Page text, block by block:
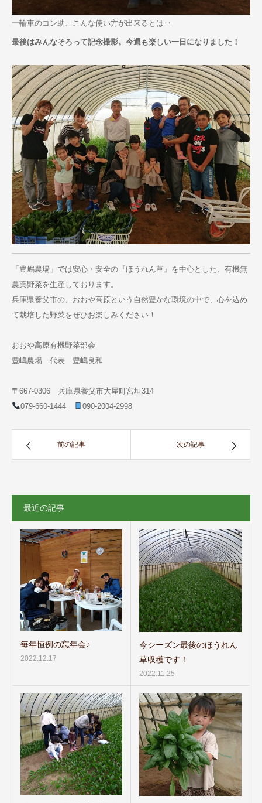
一輪車のコン助、こんな使い方が出来るとは‥
最後はみんなそろって記念撮影。今週も楽しい一日になりました！
「豊嶋農場」では安心・安全の『ほうれん草』を中心とした、有機無
農薬野菜を生産しております。
兵庫県養父市の、おおや高原という自然豊かな環境の中で、心を込め
て栽培した野菜をぜひお楽しみください！
おおや高原有機野菜部会
豊嶋農場 代表 豊嶋良和
〒667-0306 兵庫県養父市大屋町宮垣314
079-660-1444
090-2004-2998
前の記事 次の記事
最近の記事
毎年恒例の忘年会♪
2022.12.17
今シーズン最後のほうれん
草収穫です！
2022.11.25